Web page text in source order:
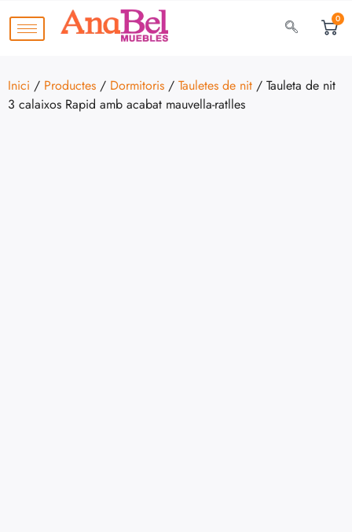
0
Inici / Productes / Dormitoris / Tauletes de nit / Tauleta de nit
3 calaixos Rapid amb acabat mauvella-ratlles